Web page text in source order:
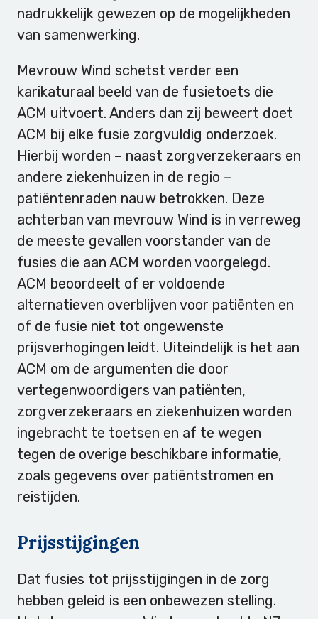
nadrukkelijk gewezen op de mogelijkheden
van samenwerking.
Mevrouw Wind schetst verder een
karikaturaal beeld van de fusietoets die
ACM uitvoert. Anders dan zij beweert doet
ACM bij elke fusie zorgvuldig onderzoek.
Hierbij worden – naast zorgverzekeraars en
andere ziekenhuizen in de regio –
patiëntenraden nauw betrokken. Deze
achterban van mevrouw Wind is in verreweg
de meeste gevallen voorstander van de
fusies die aan ACM worden voorgelegd.
ACM beoordeelt of er voldoende
alternatieven overblijven voor patiënten en
of de fusie niet tot ongewenste
prijsverhogingen leidt. Uiteindelijk is het aan
ACM om de argumenten die door
vertegenwoordigers van patiënten,
zorgverzekeraars en ziekenhuizen worden
ingebracht te toetsen en af te wegen
tegen de overige beschikbare informatie,
zoals gegevens over patiëntstromen en
reistijden.
Prijsstijgingen
Dat fusies tot prijsstijgingen in de zorg
hebben geleid is een onbewezen stelling.